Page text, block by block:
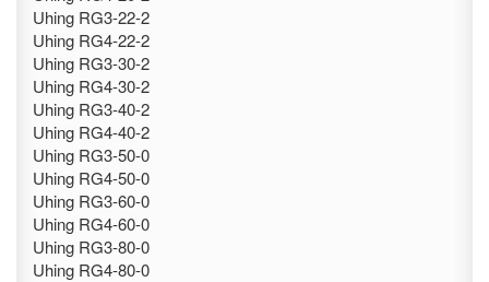
Uhing RG3-22-2
Uhing RG4-22-2
Uhing RG3-30-2
Uhing RG4-30-2
Uhing RG3-40-2
Uhing RG4-40-2
Uhing RG3-50-0
Uhing RG4-50-0
Uhing RG3-60-0
Uhing RG4-60-0
Uhing RG3-80-0
Uhing RG4-80-0